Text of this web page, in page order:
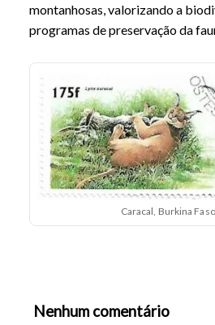
montanhosas, valorizando a
programas de preservação da
Caracal, Burkina
Nenhum comentário